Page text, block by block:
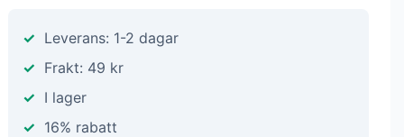
Leverans: 1-2 dagar
Frakt: 49 kr
I lager
16% rabatt